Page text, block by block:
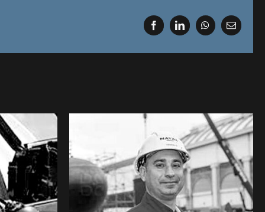
FacebookLinkedInWhatsApp
Email
BAN
au
Sylvain TIRAND • NAVAL
GROUP : Intervenant au